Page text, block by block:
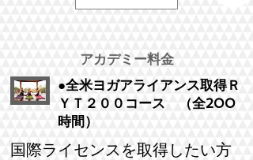
​アカデミー料金
●全米ヨガアライアンス取得Ｒ
ＹＴ２００コース （全200
時間）
国際ライセンスを取得したい方